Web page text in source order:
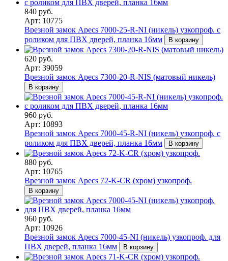
840 руб.
Арт: 10775
Врезной замок Apecs 7000-25-R-NI (никель) узкопроф. с
роликом для ПВХ дверей, планка 16мм
В корзину
620 руб.
Арт: 39059
Врезной замок Apecs 7300-20-R-NIS (матовый никель)
В корзину
960 руб.
Арт: 10893
Врезной замок Apecs 7000-45-R-NI (никель) узкопроф. с
роликом для ПВХ дверей, планка 16мм
В корзину
880 руб.
Арт: 10765
Врезной замок Apecs 72-K-CR (хром) узкопроф.
В корзину
960 руб.
Арт: 10926
Врезной замок Apecs 7000-45-NI (никель) узкопроф. для
ПВХ дверей, планка 16мм
В корзину